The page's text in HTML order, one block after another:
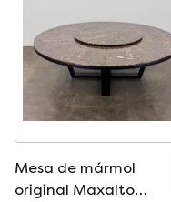
Mesa de mármol
original Maxalto